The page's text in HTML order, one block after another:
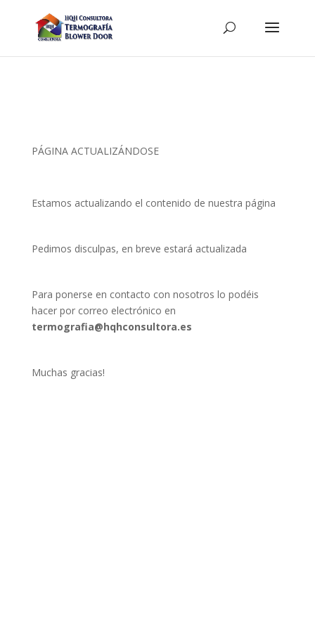
PÁGINA ACTUALIZÁNDOSE
Estamos actualizando el contenido de nuestra página
Pedimos disculpas, en breve estará actualizada
Para ponerse en contacto con nosotros lo podéis
hacer por correo electrónico en
termografia@hqhconsultora.es
Muchas gracias!